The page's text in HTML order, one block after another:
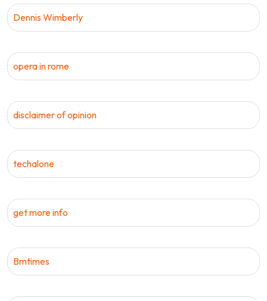
Dennis Wimberly
opera in rome
disclaimer of opinion
techalone
get more info
Bmtimes